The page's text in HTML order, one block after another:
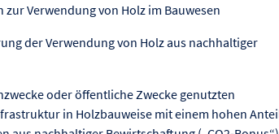
Verwendung von Holz im Bauwesen
der Verwendung von Holz aus nachhaltiger
oder öffentliche Zwecke genutzten
in Holzbauweise mit einem hohen